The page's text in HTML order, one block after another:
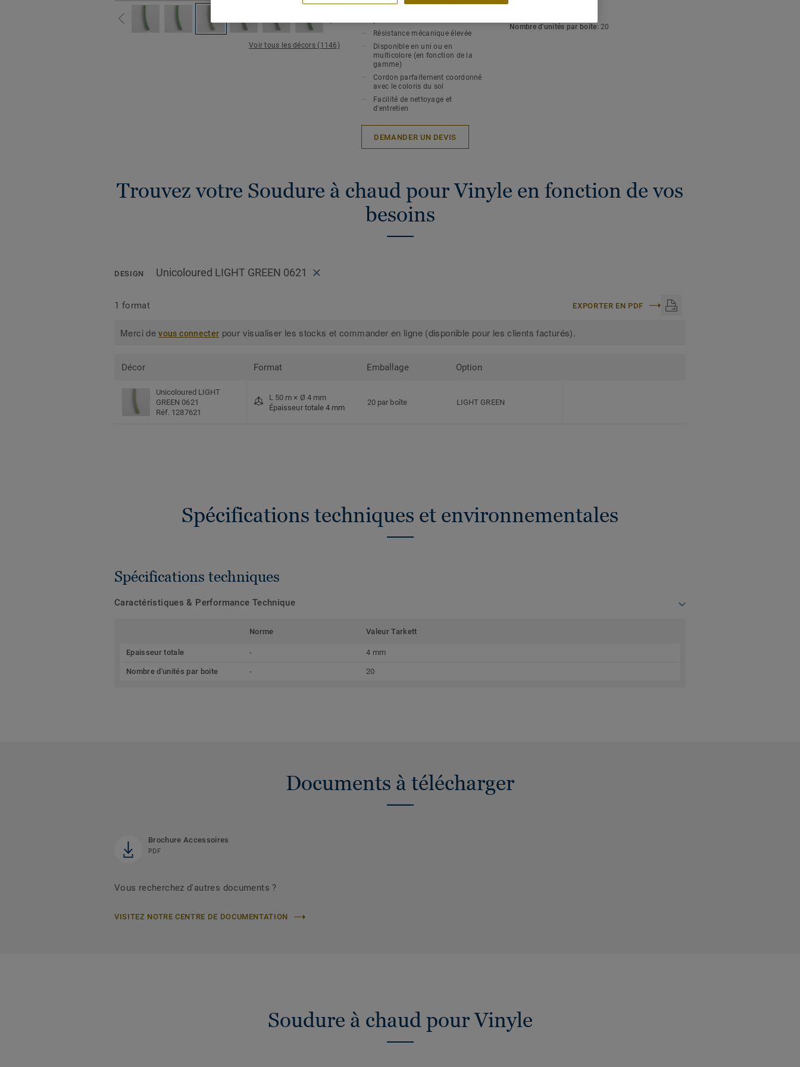
Voir tous les décors (1146)
Soudure à chaud pour une
Résistance mécanique élevée
Disponible en uni ou en
multicolore (en fonction de la
gamme)
Cordon parfaitement coordonné
avec le coloris du sol
Facilité de nettoyage et
d'entretien
Nombre d'unités par boite:20
DEMANDER UN DEVIS
Trouvez votre Soudure à chaud pour Vinyle en fonction de vos
besoins
DESIGN Unicoloured LIGHT GREEN 0621
1 format EXPORTER EN PDF
Merci devous connecter pour visualiser les stocks et commander en ligne (disponible pour les clients facturés).
Décor Format Emballage Option
Unicoloured LIGHT
GREEN 0621
Réf. 1287621
L 50 m × Ø 4 mm
Épaisseur totale 4 mm
20 par boîte LIGHT GREEN
Spécifications techniques et environnementales
Spécifications techniques
Caractéristiques & Performance Technique
Norme Valeur Tarkett
Epaisseur totale - 4 mm
Nombre d'unités par boite - 20
Documents à télécharger
Brochure Accessoires
PDF
Vous recherchez d'autres documents ?
VISITEZ NOTRE CENTRE DE DOCUMENTATION
Soudure à chaud pour Vinyle